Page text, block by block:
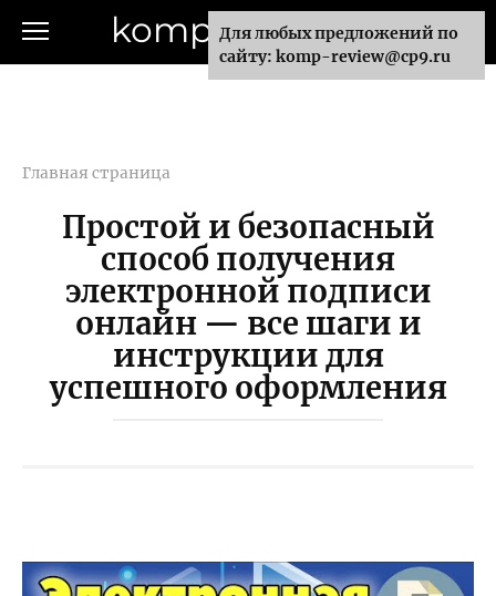
контенту
komp-review.ru
Главная страница
Простой и безопасный
способ получения
электронной подписи
онлайн — все шаги и
инструкции для
успешного оформления
Для любых предложений по
сайту: komp-review@cp9.ru